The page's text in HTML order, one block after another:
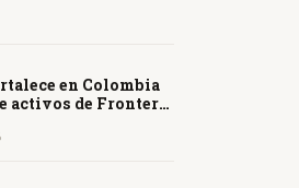
en Colombia
activos de Frontera